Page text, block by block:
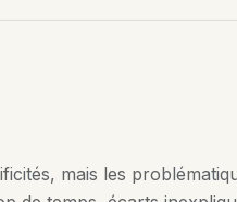
mais les